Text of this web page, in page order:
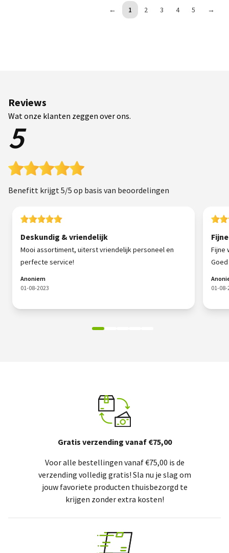
← 1 2 3 4 5 →
Reviews
Wat onze klanten zeggen over ons.
5
Benefitt krijgt 5/5 op basis van beoordelingen
Deskundig & vriendelijk
Mooi assortiment, uiterst vriendelijk personeel en
perfecte service!
Anoniem
01-08-2023
Fijne
01-08-
Gratis verzending vanaf €75,00
Voor alle bestellingen vanaf €75,00 is de
verzending volledig gratis! Sla nu je slag om
jouw favoriete producten thuisbezorgd te
krijgen zonder extra kosten!